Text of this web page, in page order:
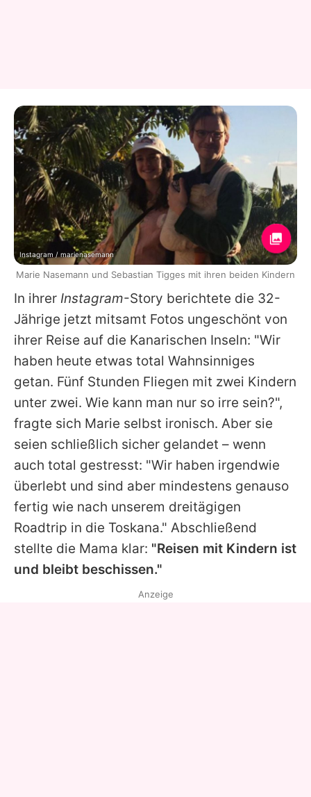
In ihrer Instagram-Story berichtete die 32-
Jährige jetzt mitsamt Fotos ungeschönt von
ihrer Reise auf die Kanarischen Inseln: "Wir
haben heute etwas total Wahnsinniges
getan. Fünf Stunden Fliegen mit zwei Kindern
unter zwei. Wie kann man nur so irre sein?",
fragte sich Marie selbst ironisch. Aber sie
seien schließlich sicher gelandet – wenn
auch total gestresst: "Wir haben irgendwie
überlebt und sind aber mindestens genauso
fertig wie nach unserem dreitägigen
Roadtrip in die Toskana." Abschließend
stellte die Mama klar: "Reisen mit Kindern ist
und bleibt beschissen."
Instagram / marienasemann
Marie Nasemann und Sebastian Tigges mit ihren beiden Kindern
Anzeige